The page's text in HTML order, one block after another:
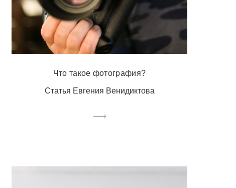
Что такое фотография?
Статья Евгения Венидиктова